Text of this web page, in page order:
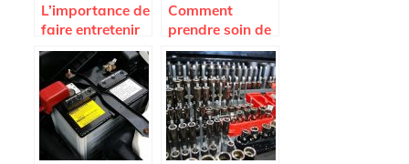
L’importance de
faire entretenir
la climatisation
de sa voiture
Comment
prendre soin de
sa voiture ?